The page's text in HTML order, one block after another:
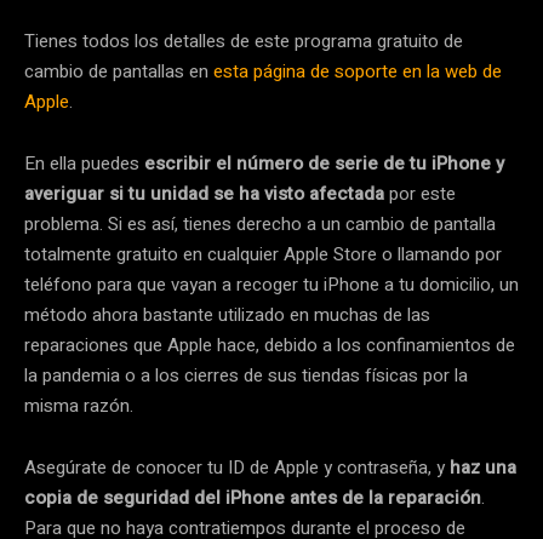
Tienes todos los detalles de este programa gratuito de
cambio de pantallas en esta página de soporte en la web de
Apple.
En ella puedes escribir el número de serie de tu iPhone y
averiguar si tu unidad se ha visto afectadapor este
problema. Si es así, tienes derecho a un cambio de pantalla
totalmente gratuito en cualquier Apple Store o llamando por
teléfono para que vayan a recoger tu iPhone a tu domicilio, un
método ahora bastante utilizado en muchas de las
reparaciones que Apple hace, debido a los confinamientos de
la pandemia o a los cierres de sus tiendas físicas por la
misma razón.
Asegúrate de conocer tu ID de Apple y contraseña, y haz una
copia de seguridad del iPhone antes de la reparación.
Para que no haya contratiempos durante el proceso de